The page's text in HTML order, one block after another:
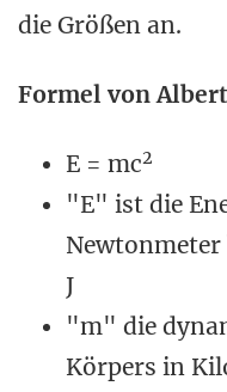
die Größen an.
Formel von
E = mc2
"E" ist die
Newtonmeter
J
"m" die
Körpers in